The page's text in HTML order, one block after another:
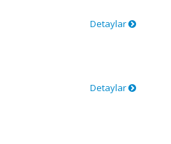
Detaylar
Detaylar